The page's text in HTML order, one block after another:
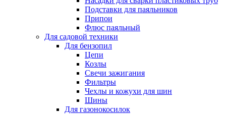
Подставки для паяльников
Припои
Флюс паяльный
Для садовой техники
Для бензопил
Цепи
Козлы
Свечи зажигания
Фильтры
Чехлы и кожухи для шин
Шины
Для газонокосилок